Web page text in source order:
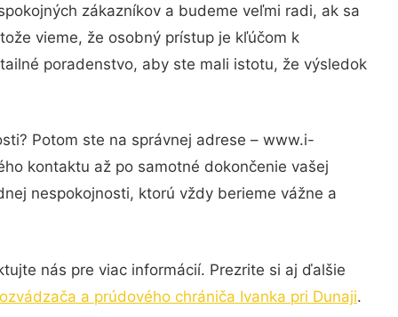
zákazníkov a budeme veľmi radi, ak sa
vieme, že osobný prístup je kľúčom k
poradenstvo, aby ste mali istotu, že výsledok
Potom ste na správnej adrese – www.i-
kontaktu až po samotné dokončenie vašej
nespokojnosti, ktorú vždy berieme vážne a
nás pre viac informácií. Prezrite si aj ďalšie
a prúdového chrániča Ivanka pri Dunaji.